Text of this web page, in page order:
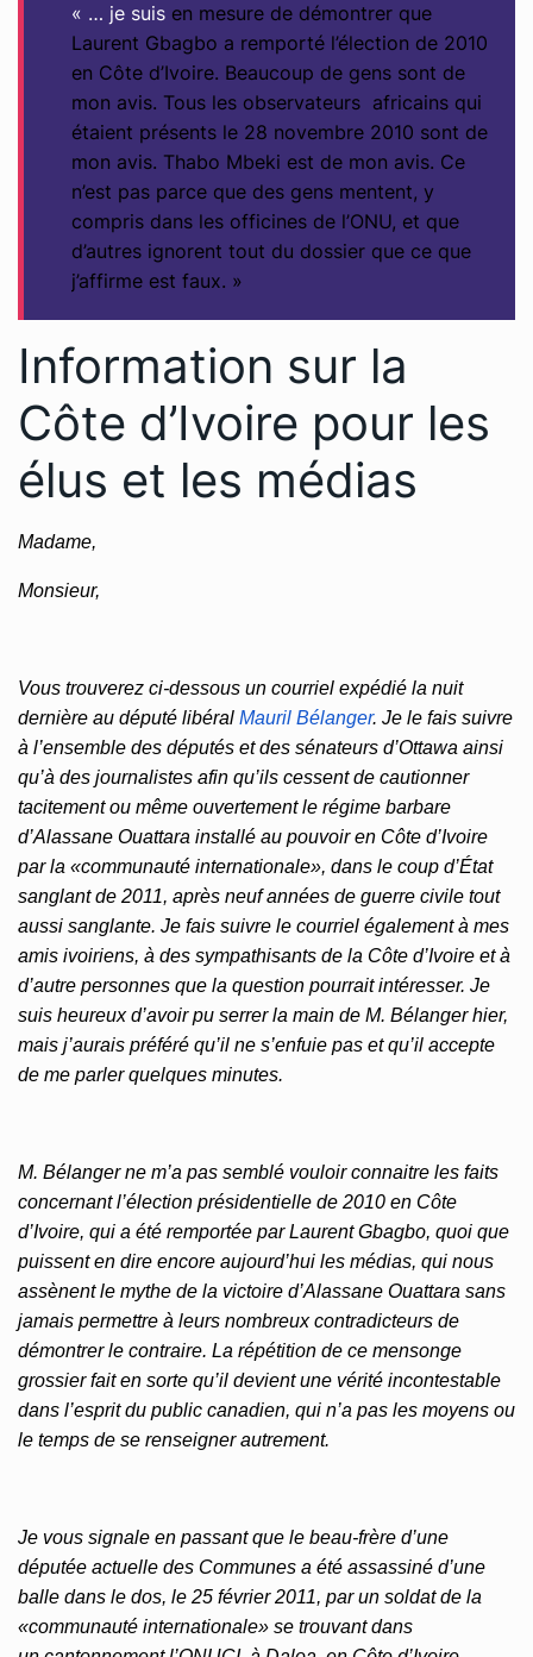
« … je suis en mesure de démontrer que
Laurent Gbagbo a remporté l’élection de 2010
en Côte d’Ivoire. Beaucoup de gens sont de
mon avis. Tous les observateurs africains qui
étaient présents le 28 novembre 2010 sont de
mon avis. Thabo Mbeki est de mon avis. Ce
n’est pas parce que des gens mentent, y
compris dans les officines de l’ONU, et que
d’autres ignorent tout du dossier que ce que
j’affirme est faux. »
Information sur la
Côte d’Ivoire pour les
élus et les médias
Madame,
Monsieur,
Vous trouverez ci-dessous un courriel expédié la nuit
dernière au député libéral Mauril Bélanger. Je le fais suivre
à l’ensemble des députés et des sénateurs d’Ottawa ainsi
qu’à des journalistes afin qu’ils cessent de cautionner
tacitement ou même ouvertement le régime barbare
d’Alassane Ouattara installé au pouvoir en Côte d’Ivoire
par la «communauté internationale», dans le coup d’État
sanglant de 2011, après neuf années de guerre civile tout
aussi sanglante. Je fais suivre le courriel également à mes
amis ivoiriens, à des sympathisants de la Côte d’Ivoire et à
d’autre personnes que la question pourrait intéresser. Je
suis heureux d’avoir pu serrer la main de M. Bélanger hier,
mais j’aurais préféré qu’il ne s’enfuie pas et qu’il accepte
de me parler quelques minutes.
M. Bélanger ne m’a pas semblé vouloir connaitre les faits
concernant l’élection présidentielle de 2010 en Côte
d’Ivoire, qui a été remportée par Laurent Gbagbo, quoi que
puissent en dire encore aujourd’hui les médias, qui nous
assènent le mythe de la victoire d’Alassane Ouattara sans
jamais permettre à leurs nombreux contradicteurs de
démontrer le contraire. La répétition de ce mensonge
grossier fait en sorte qu’il devient une vérité incontestable
dans l’esprit du public canadien, qui n’a pas les moyens ou
le temps de se renseigner autrement.
Je vous signale en passant que le beau-frère d’une
députée actuelle des Communes a été assassiné d’une
balle dans le dos, le 25 février 2011, par un soldat de la
«communauté internationale» se trouvant dans